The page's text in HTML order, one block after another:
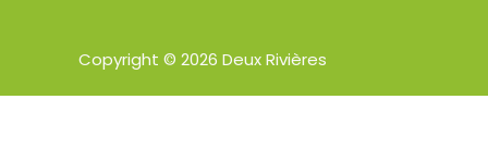
Copyright © 2026 Deux Rivières